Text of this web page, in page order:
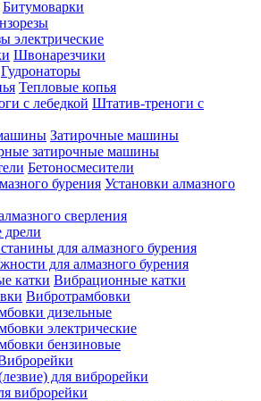
Битумоварки
электрические
Швонарезчики
Гудронаторы
Тепловые копья
Штатив-треноги с
Затирочные машины
затирочные машины
Бетоносмесители
Установки алмазного
сверления
дрели
для алмазного бурения
для алмазного бурения
Вибрационные катки
Вибротрамбовки
дизельные
электрические
бензиновые
для виброрейки
виброрейки